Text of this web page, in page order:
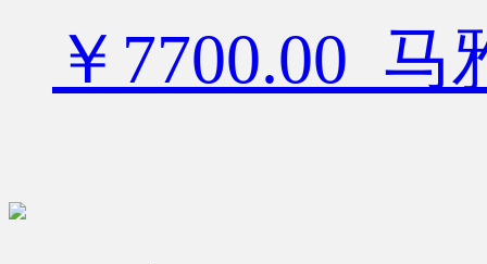
￥7700.00 马